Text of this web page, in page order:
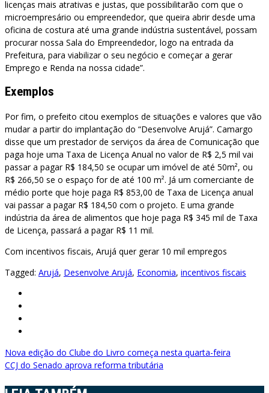
licenças mais atrativas e justas, que possibilitarão com que o
microempresário ou empreendedor, que queira abrir desde uma
oficina de costura até uma grande indústria sustentável, possam
procurar nossa Sala do Empreendedor, logo na entrada da
Prefeitura, para viabilizar o seu negócio e começar a gerar
Emprego e Renda na nossa cidade”.
Exemplos
Por fim, o prefeito citou exemplos de situações e valores que vão
mudar a partir do implantação do “Desenvolve Arujá”. Camargo
disse que um prestador de serviços da área de Comunicação que
paga hoje uma Taxa de Licença Anual no valor de R$ 2,5 mil vai
passar a pagar R$ 184,50 se ocupar um imóvel de até 50m², ou
R$ 266,50 se o espaço for de até 100 m². Já um comerciante de
médio porte que hoje paga R$ 853,00 de Taxa de Licença anual
vai passar a pagar R$ 184,50 com o projeto. E uma grande
indústria da área de alimentos que hoje paga R$ 345 mil de Taxa
de Licença, passará a pagar R$ 11 mil.
Com incentivos fiscais, Arujá quer gerar 10 mil empregos
Tagged: Arujá, Desenvolve Arujá, Economia, incentivos fiscais
Navegação
de
Post
Nova edição do Clube do Livro começa nesta quarta-feira
CCJ do Senado aprova reforma tributária